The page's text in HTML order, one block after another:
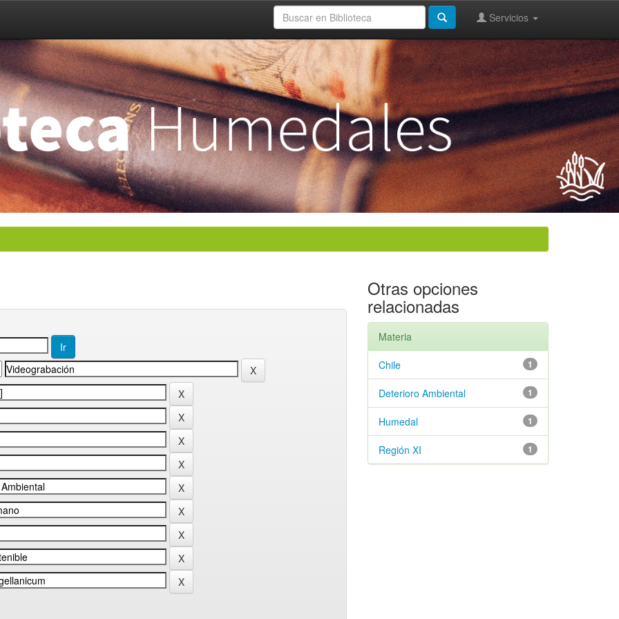
Servicios
Otras opciones
relacionadas
Materia
1
Chile
1
Deterioro Ambiental
1
Humedal
1
Región XI